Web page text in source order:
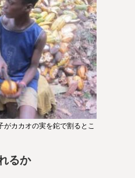
がカカオの実を鉈で割るとこ
るか